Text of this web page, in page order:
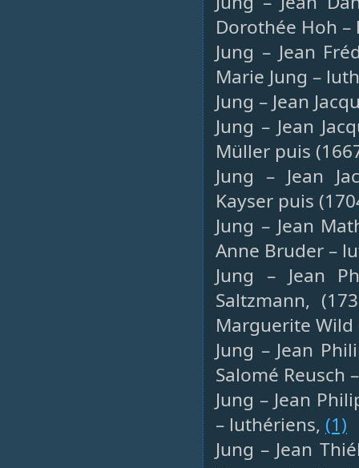
Dorothée Hoh
Jung – Jean
Marie Jung –
Jung – Jean
Jung – Jean
Müller puis
Jung – Jean
Kayser puis
Jung – Jean
Anne Bruder –
Jung – Jean
Saltzmann,
Marguerite
Jung – Jean
Salomé Reusch
Jung – Jean
– luthériens, (1)
Jung – Jean